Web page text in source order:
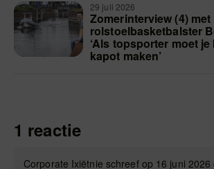
29 juli 2026
Zomerinterview (4) met
rolstoelbasketbalster
‘Als topsporter moet
kapot maken’
1 reactie
Corporate Ixiëtnie schreef op 16 juni 2026